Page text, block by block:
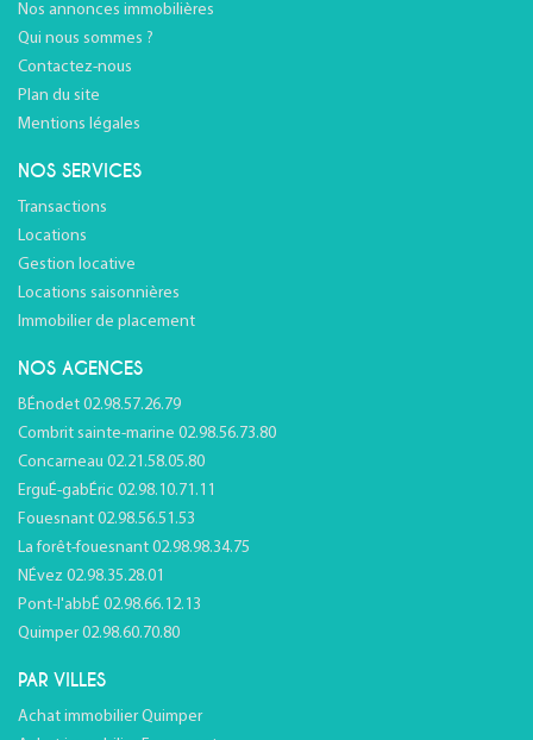
Nos annonces immobilières
Qui nous sommes ?
Contactez-nous
Plan du site
Mentions légales
NOS SERVICES
Transactions
Locations
Gestion locative
Locations saisonnières
Immobilier de placement
NOS AGENCES
BÉnodet 02.98.57.26.79
Combrit sainte-marine 02.98.56.73.80
Concarneau 02.21.58.05.80
ErguÉ-gabÉric 02.98.10.71.11
Fouesnant 02.98.56.51.53
La forêt-fouesnant 02.98.98.34.75
NÉvez 02.98.35.28.01
Pont-l'abbÉ 02.98.66.12.13
Quimper 02.98.60.70.80
PAR VILLES
Achat immobilier Quimper